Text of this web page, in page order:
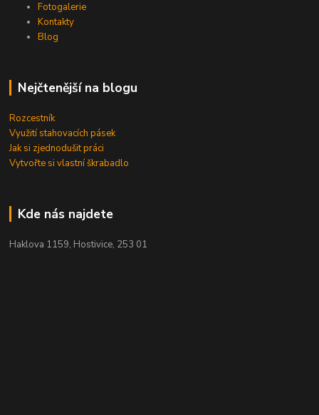
Fotogalerie
Kontakty
Blog
Nejčtenější na blogu
Rozcestník
Využití stahovacích pásek
Jak si zjednodušit práci
Vytvořte si vlastní škrabadlo
Kde nás najdete
Haklova 1159, Hostivice, 253 01